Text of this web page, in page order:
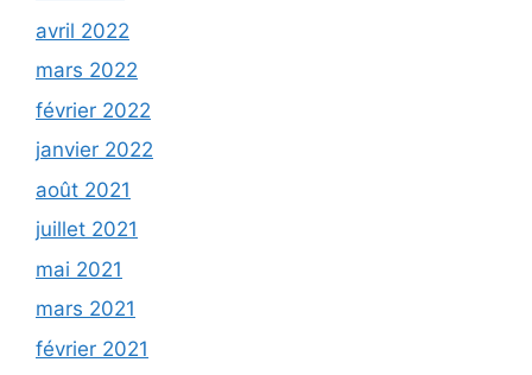
avril 2022
mars 2022
février 2022
janvier 2022
août 2021
juillet 2021
mai 2021
mars 2021
février 2021